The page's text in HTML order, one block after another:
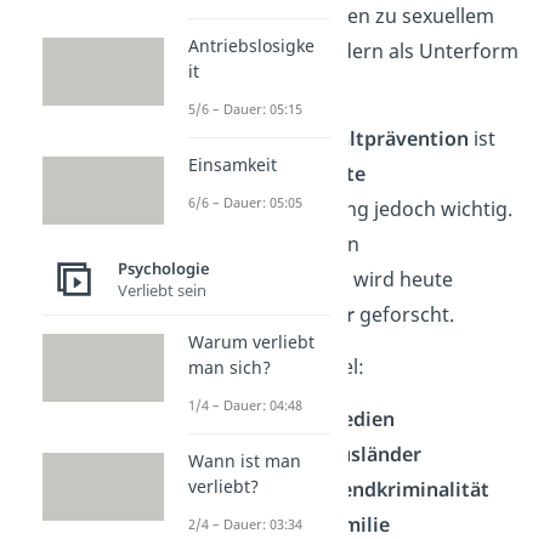
keine Untersuchungen zu sexuellem
Missbrauch von Kindern als Unterform
sexueller Gewalt.
Gewaltprävention ist
eineausdifferenzierte
Aggressionsforschung jedoch wichtig.
Zu vielen spezifischen
Forschungsgebieten wird heute
interdisziplinärgeforscht.
Das sind zum Beispiel:
Gewalt in den
Medien
Gewalt gegen
Ausländer
Kinder– und
Jugendkriminalität
Gewalt in der
Familie
Antriebslosigke
it
5/6 – Dauer: 05:15
Einsamkeit
6/6 – Dauer: 05:05
Psychologie
Verliebt sein
Warum verliebt
man sich?
1/4 – Dauer: 04:48
Wann ist man
verliebt?
2/4 – Dauer: 03:34